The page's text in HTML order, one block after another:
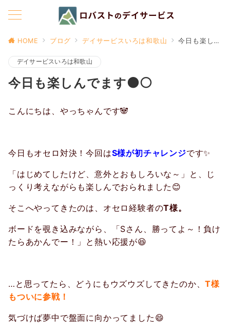
HOME ブログ デイサービスいろは和歌山 今日も楽しんでます⚫⚪
デイサービスいろは和歌山
今日も楽しんでます⚫⚪
こんにちは、やっちゃんです🐼
今日もオセロ対決！今回はS様が初チャレンジです✨
「はじめてしたけど、意外とおもしろいな～」と、じ
っくり考えながらも楽しんでおられました😊
そこへやってきたのは、オセロ経験者のT様。
ボードを覗き込みながら、「Sさん、勝ってよ～！負け
たらあかんでー！」と熱い応援が😆
…と思ってたら、どうにもウズウズしてきたのか、T様
もついに参戦！
気づけば夢中で盤面に向かってました😄